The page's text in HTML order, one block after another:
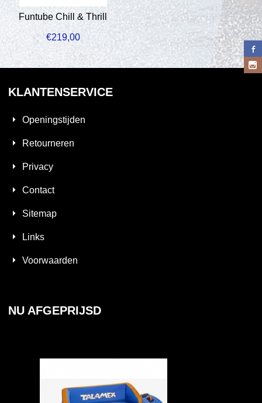
Funtube Chill & Thrill
€219,00
KLANTENSERVICE
Openingstijden
Retourneren
Privacy
Contact
Sitemap
Links
Voorwaarden
NU AFGEPRIJSD